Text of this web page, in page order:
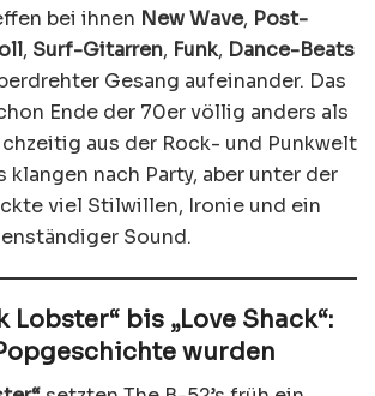
bei ihnen New Wave, Post-
, Surf-Gitarren, Funk, Dance-Beats
Gesang aufeinander. Das
Ende der 70er völlig anders als
aus der Rock- und Punkwelt
klangen nach Party, aber unter der
viel Stilwillen, Ironie und ein
Sound.
Lobster“ bis „Love Shack“:
wurden